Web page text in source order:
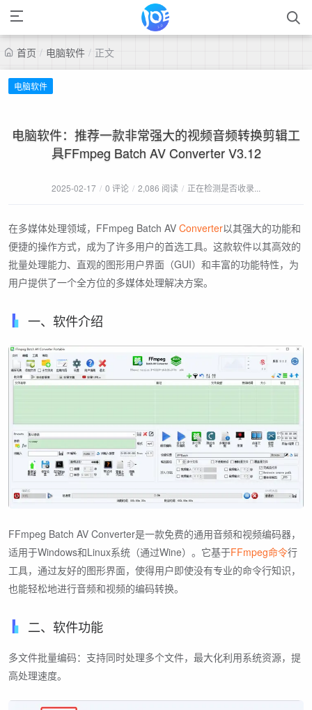
首页 / 电脑软件 / 正文
电脑软件
电脑软件：推荐一款非常强大的视频音频转换剪辑工
具FFmpeg Batch AV Converter V3.12
2025-02-17 / 0 评论 / 2,086 阅读 / 正在检测是否收录...
在多媒体处理领域，FFmpeg Batch AV Converter以其强大的功能和
便捷的操作方式，成为了许多用户的首选工具。这款软件以其高效的
批量处理能力、直观的图形用户界面（GUI）和丰富的功能特性，为
用户提供了一个全方位的多媒体处理解决方案。
一、软件介绍
FFmpeg Batch AV Converter是一款免费的通用音频和视频编码器，
适用于Windows和Linux系统（通过Wine）。它基于FFmpeg命令行
工具，通过友好的图形界面，使得用户即使没有专业的命令行知识，
也能轻松地进行音频和视频的编码转换。
二、软件功能
多文件批量编码：支持同时处理多个文件，最大化利用系统资源，提
高处理速度。